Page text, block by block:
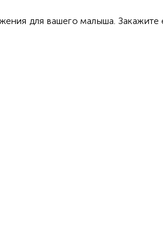
для вашего малыша. Закажите